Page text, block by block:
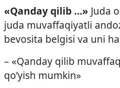
«Qanday qilib …» Juda
juda muvaffaqiyatli
bevosita belgisi va uni
– «Qanday qilib
qo’yish mumkin»